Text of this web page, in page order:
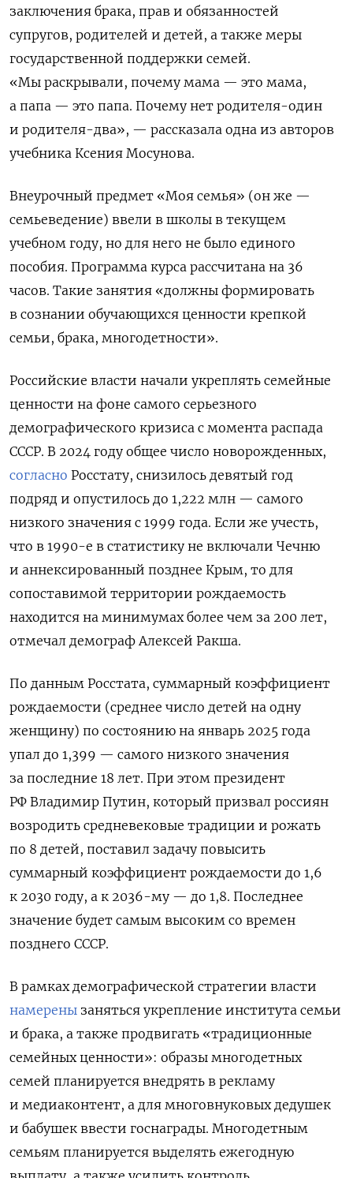
заключения брака, прав и обязанностей
супругов, родителей и детей, а также меры
государственной поддержки семей.
«Мы раскрывали, почему мама — это мама,
а папа — это папа. Почему нет родителя-один
и родителя-два», — рассказала одна из авторов
учебника Ксения Мосунова.
Внеурочный предмет «Моя семья» (он же —
семьеведение) ввели в школы в текущем
учебном году, но для него не было единого
пособия. Программа курса рассчитана на 36
часов. Такие занятия «должны формировать
в сознании обучающихся ценности крепкой
семьи, брака, многодетности».
Российские власти начали укреплять семейные
ценности на фоне самого серьезного
демографического кризиса с момента распада
СССР. В 2024 году общее число новорожденных,
согласно Росстату, снизилось девятый год
подряд и опустилось до 1,222 млн — самого
низкого значения с 1999 года. Если же учесть,
что в 1990-е в статистику не включали Чечню
и аннексированный позднее Крым, то для
сопоставимой территории рождаемость
находится на минимумах более чем за 200 лет,
отмечал демограф Алексей Ракша.
По данным Росстата, суммарный коэффициент
рождаемости (среднее число детей на одну
женщину) по состоянию на январь 2025 года
упал до 1,399 — самого низкого значения
за последние 18 лет. При этом президент
РФ Владимир Путин, который призвал россиян
возродить средневековые традиции и рожать
по 8 детей, поставил задачу повысить
суммарный коэффициент рождаемости до 1,6
к 2030 году, а к 2036-му — до 1,8. Последнее
значение будет самым высоким со времен
позднего СССР.
В рамках демографической стратегии власти
намерены заняться укрепление института семьи
и брака, а также продвигать «традиционные
семейных ценности»: образы многодетных
семей планируется внедрять в рекламу
и медиаконтент, а для многовнуковых дедушек
и бабушек ввести госнаграды. Многодетным
семьям планируется выделять ежегодную